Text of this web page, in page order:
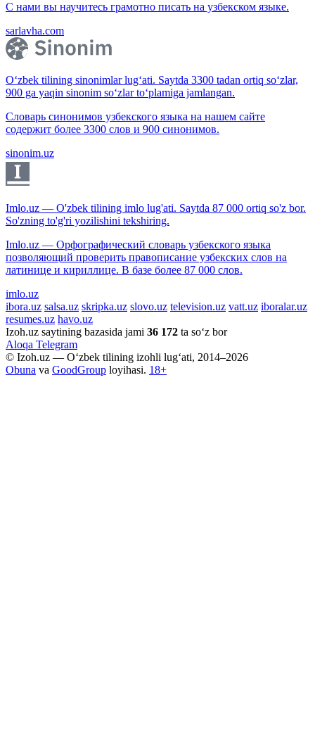
С нами вы научитесь грамотно писать на узбекском языке.
sarlavha.com
O‘zbek tilining sinonimlar lug‘ati. Saytda 3300 tadan ortiq so‘zlar,
900 ga yaqin sinonim so‘zlar to‘plamiga jamlangan.
Словарь синонимов узбекского языка на нашем сайте
содержит более 3300 слов и 900 синонимов.
sinonim.uz
Imlo.uz — O'zbek tilining imlo lug'ati. Saytda 87 000 ortiq so'z bor.
So'zning to'g'ri yozilishini tekshiring.
Imlo.uz — Орфографический словарь узбекского языка
позволяющий проверить правописание узбекских слов на
латинице и кириллице. В базе более 87 000 слов.
imlo.uz
ibora.uz salsa.uz skripka.uz slovo.uz television.uz vatt.uz iboralar.uz
resumes.uz havo.uz
Izoh.uz saytining bazasida jami 36 172 ta so‘z bor
Aloqa Telegram
© Izoh.uz — O‘zbek tilining izohli lug‘ati, 2014–2026
Obuna va GoodGroup loyihasi. 18+